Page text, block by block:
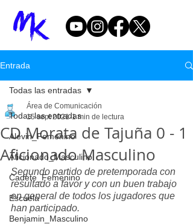
Entrada
Todas las entradas
Alevin_Femenino
Aficionado_Masculino
Cadete_Femenino
Escuela
Benjamin_Masculino
Todas las entradas
CD Morata de Tajuña 0 - 1
Aficionado Masculino
Área de Comunicación
15 sept 2021 1 min de lectura
Segundo partido de pretemporada con
resultado a favor y con un buen trabajo
en general de todos los jugadores que
han participado.